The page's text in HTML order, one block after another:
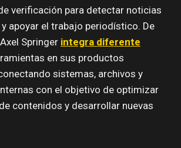
verificación para detectar noticias
apoyar el trabajo periodístico. De
Springer integra diferente
en sus productos
sistemas, archivos y
con el objetivo de optimizar
contenidos y desarrollar nuevas